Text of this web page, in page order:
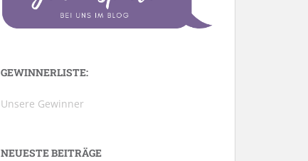
GEWINNERLISTE:
Unsere Gewinner
NEUESTE BEITRÄGE